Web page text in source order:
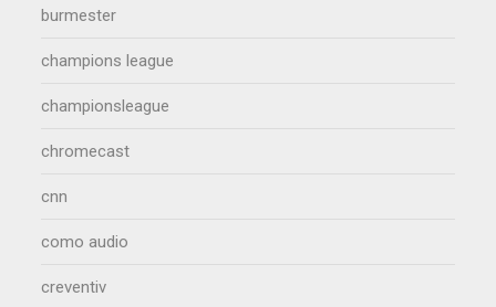
burmester
champions league
championsleague
chromecast
cnn
como audio
creventiv